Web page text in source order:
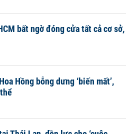
bất ngờ đóng cửa tất cả cơ sở,
Hồng bỗng dưng ‘biến mất’,